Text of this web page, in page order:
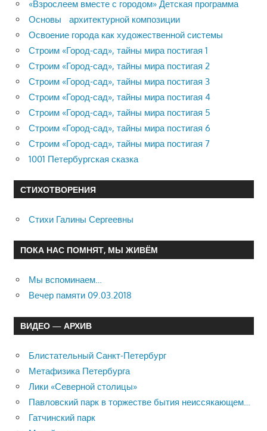
«Взрослеем вместе с городом» Детская программа
Основы архитектурной композиции
Освоение города как художественной системы
Строим «Город-сад», тайны мира постигая 1
Строим «Город-сад», тайны мира постигая 2
Строим «Город-сад», тайны мира постигая 3
Строим «Город-сад», тайны мира постигая 4
Строим «Город-сад», тайны мира постигая 5
Строим «Город-сад», тайны мира постигая 6
Строим «Город-сад», тайны мира постигая 7
1001 Петербургская сказка
СТИХОТВОРЕНИЯ
Стихи Галины Сергеевны
ПОКА НАС ПОМНЯТ, МЫ ЖИВЁМ
Мы вспоминаем…
Вечер памяти 09.03.2018
ВИДЕО — АРХИВ
Блистательный Санкт-Петербург
Метафизика Петербурга
Лики «Северной столицы»
Павловский парк в торжестве бытия неиссякающем…
Гатчинский парк